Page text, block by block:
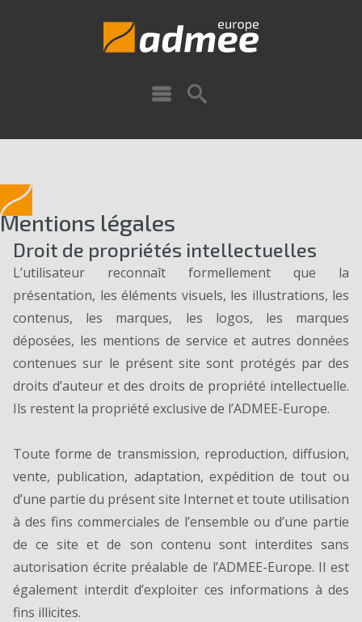
Mentions légales
Droit de propriétés intellectuelles
L’utilisateur reconnaît formellement que la
présentation, les éléments visuels, les illustrations, les
contenus, les marques, les logos, les marques
déposées, les mentions de service et autres données
contenues sur le présent site sont protégés par des
droits d’auteur et des droits de propriété intellectuelle.
Ils restent la propriété exclusive de l’ADMEE-Europe.
Toute forme de transmission, reproduction, diffusion,
vente, publication, adaptation, expédition de tout ou
d’une partie du présent site Internet et toute utilisation
à des fins commerciales de l’ensemble ou d’une partie
de ce site et de son contenu sont interdites sans
autorisation écrite préalable de l’ADMEE-Europe. Il est
également interdit d’exploiter ces informations à des
fins illicites.